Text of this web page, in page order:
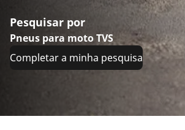
Pesquisar por
Pneus para moto TVS
Completar a minha pesquisa